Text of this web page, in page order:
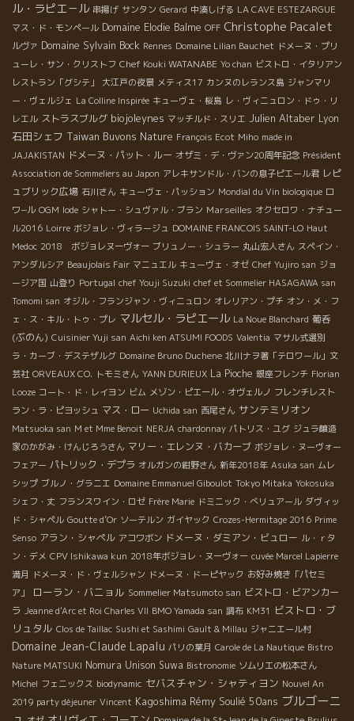
ル・ラピエ－ル 串揚げ サンタン Gerard 中湊しげる LA CAVE ESTEZARGUE
マス・ド・モンペール Domaine Elodie Balme OFF Christophe Pacalet
ルヴァ Domaine Sylvain Bock Rennes Domaine Lilian Bauchet ドメーヌ・プリ
ューレ・サン・クリストフ Chef Kouki WATANABE Yo chan ビストロ・イタリアン
レストラン「グシテ」
大江戸の夜景 メティス17 カンヌのレランス島 ジャンマリ
ー・ヴェルジェ La Colline Inspirée キューヴェ・桜島 レ・ヴィニュロン・ドゥ・リ
レエル ストラスブルグ biojoleynes マッチルド・スリエ Julien Altaber Lyon
石田シェフ Taiwan Buvons Nature François Ecot Miho made in
JAJAKISTAN ドメーヌ・パット・ルー オザミ・デ・ヴァン20周年記念 Président
Association de Sommeliers au Japon アレキサンドル・バンの息子ピエール君 レピ
ュブリック広場 石川さん キューヴェ・パッション Mondial du Vin biologique ロ
ワ−ル OGM Iode シャトー・シュヴァル・ブラン Marseilles オクセロワ・ナチュー
ル2016 Loirre ボジョレ・ヴィラージュ DOMAINE FRANCOIS SAINT-LO Haut
Medoc 2018 ボジョレヌーヴォー ブリュノー・シュラー 丸山宏人さん スペイン・
アンダルシア Beaujolais Fair マニュエル キューヴェ・オゼ Chef Yujiro san ジョ
ージア国 山登り Portugal chef Youji Suzuki chef et Sommelier HASAGAWA san
Tomomi san オジル・フランジャン・ヴィニュロン オレリアン・プチ オン・メ・フ
ェ・ス・キル・トゥ・プレ マルセル・ラピエール La Noue Blanchard 葡呑
(ぶのん) Cuisinier Yuji san Aichi ken ATSUMI FOODS Valentia マサル式選別
ラ・カーブ・デステザルグ Domaine Bruno Duchene 北川ナヲ著「テロワール」文
芸社 ORVEAUX CO. トモミさん YANN DURIEUX La Pioche 銀座フレンチ Florian
Looze コート・ド・レイヨン ビム メゾン・ピエール・オヴェルノ フレンチレスト
ラン・ラ・ピヨッシュ マス・ロー Uchida san 西尾さん サンテミリオン
Matsuoka san M et Mme Benoit NERJA chardonnay パトリス・ユグ ジュラ醸造
家のかがみ・けんじろうさん マリー・エレンヌ・バカーブ ボジョレ・ヌーヴォー
フェアー パトリック・デプラ オルガンの紺野さん 新年2018年 Asuka san ムレ
シップ ブルノ・グラニエ Domaine Emmanuel Giboulot Tokyo Mitaka Yokosuka
シェフ・丈 フランスワイン・ロゼ Frère Marie ドミニック・べリュアール ダヴィッ
ド・シャペル Goutte d’Or ソーテルン ガイヤック Crozes-Hermitage 2016 Prime
Senso アラン・シャペル アコワボン ドメーヌ・ダミアン・ビュロー ル・ｒタ
ン・デメ CPV Ishikawa kun 2018年ボジョレ・ヌーヴォー cuvée Marcel Lapierre
満月 ドメーヌ・ド・ヴェルシャン ドメーヌ・ドーピヤック お好み焼き「パセミ
ア」
ローラン・バニョル Sommelier Matsumoto san ビストロ・ビアンカー
ラ Jeanne d'Arc et Roi Charles VII BMO Yamada san 調布 KM31 ビストロ・ブ
リュタル Clos de Taillac Sushi et Sashimi Gault & Millau ジャニエール村
Domaine Jean-Claude Lapalu パリの葉月 Carole de La Nautique Bistro
Nature MATSUKI Nomura Unison Suwa Bistronomie ソムリエの松本さん
Michel フェニックス biodynamic セバスチャン・シャティヨン Nouvel An
2019 party déjeuner Vincent Kagoshima Rémy Soulié 50ans ブルゴーニ